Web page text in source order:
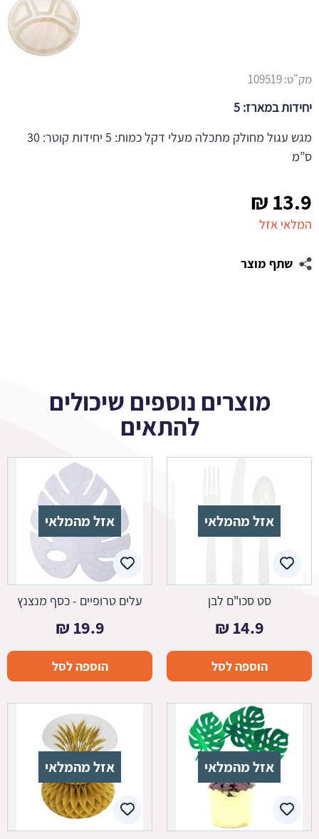
13.9
₪
המלאי אזל
שתף מוצר
מק"ט:109519
יחידות במארז: 5
מגש עגול מחולק מתכלה מעלי דקל כמות: 5 יחידות קוטר: 30
ס”מ
מוצרים נוספים שיכולים
להתאים
אזל מהמלאי
סט סכו"ם לבן
14.9
₪
הוספה לסל
אזל מהמלאי
עלים טרופיים - כסף מנצנץ
19.9
₪
הוספה לסל
אזל מהמלאי אזל מהמלאי